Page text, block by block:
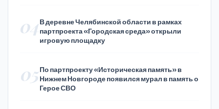
04В деревне Челябинской области в рамках
партпроекта «Городская среда» открыли
игровую площадку
05По партпроекту «Историческая память» в
Нижнем Новгороде появился мурал в память о
Герое СВО